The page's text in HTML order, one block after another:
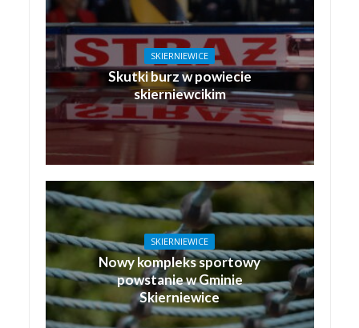
SKIERNIEWICE
Skutki burz w powiecie
skierniewcikim
SKIERNIEWICE
Nowy kompleks sportowy
powstanie w Gminie
Skierniewice